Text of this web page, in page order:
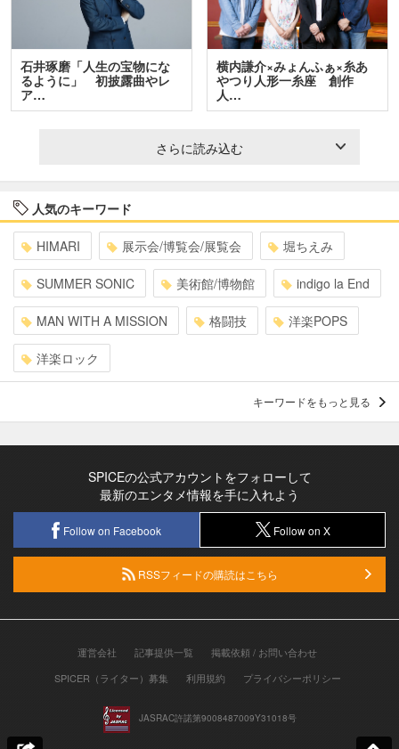
石井琢磨「人生の宝物にな
るように」 初披露曲やレ
ア…
横内謙介×みょんふぁ×糸あ
やつり人形一糸座 創作
人…
さらに読み込む
人気のキーワード
HIMARI 展示会/博覧会/展覧会 堀ちえみ
SUMMER SONIC 美術館/博物館 indigo la End
MAN WITH A MISSION 格闘技 洋楽POPS
洋楽ロック
キーワードをもっと見る
SPICEの公式アカウントをフォローして
最新のエンタメ情報を手に入れよう
Follow on Facebook Follow on X
RSSフィードの購読はこちら
運営会社 記事提供一覧
掲載依頼 / お問い合わせ
SPICER（ライター）募集
利用規約 プライバシーポリシー
JASRAC許諾第9008487009Y31018号